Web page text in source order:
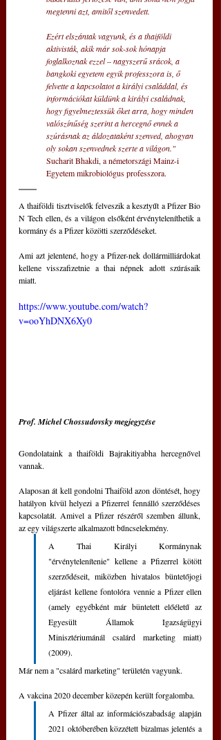
megtenni azt, amitől szenvedett.
Ezért elszántak vagyunk, és a thaiföldi
aktivisták, akik már sok-sok hónapja
foglalkoznak ezzel – nagyszerű srácok, a
bangkoki egyetem egyik professzora is, ő
felvette a kapcsolatot a királyi családdal, és
információkat küldünk a királyi családnak,
hogy figyelmeztessük őket arra, hogy minden
valószínűség szerint a hercegnő ennek a
szúrásnak az áldozataként szenved, ahogyan
oly sokan szenvednek szerte a világon."
Sucharit Bhakdi, a németországi Mainz-i
Egyetem mikrobiológus professzora.
A thaiföldi tisztviselők felveszik a kesztyűt a Pfizer Bio
N Tech ellen, és a világon elsőként érvényteleníthetik a
kormány és a Pfizer közötti szerződéseket.
Ami azt jelentené, hogy a Pfizer-nek dollármilliárdokat
kellene visszafizetnie a thai népnek adott szúrásaik
miatt.
https://www.youtube.com/watch?
v=ooYhDNX6Xy0
Prof. Michel Chossudovsky megjegyzése
Gondolataink a thaiföldi Bajrakitiyabha hercegnővel
vannak.
Alaposan át kell gondolni Thaiföld azon döntését, hogy
hatályon kívül helyezi a Pfizerrel fennálló szerződéses
kapcsolatát. Amivel a Pfizer részéről szemben állunk,
az egy világszerte alkalmazott bűncselekmény.
A Thai Királyi Kormánynak
"érvénytelenítenie" kellene a Pfizerrel kötött
szerződéseit, miközben hivatalos büntetőjogi
eljárást kellene fontolóra vennie a Pfizer ellen
(amely egyébként már büntetett előéletű az
Egyesült Államok Igazságügyi
Minisztériumánál csalárd marketing miatt)
(2009).
Már nem a "csalárd marketing" területén vagyunk.
A vakcina 2020 december közepén került forgalomba.
A Pfizer által az információszabadság alapján
2021 októberében közzétett bizalmas jelentés a